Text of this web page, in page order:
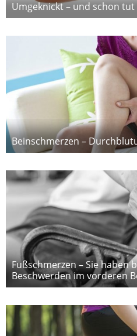
Umgeknickt – und schon tut
Beinschmerzen –
Fußschmerzen – Sie haben
Beschwerden im vorderen